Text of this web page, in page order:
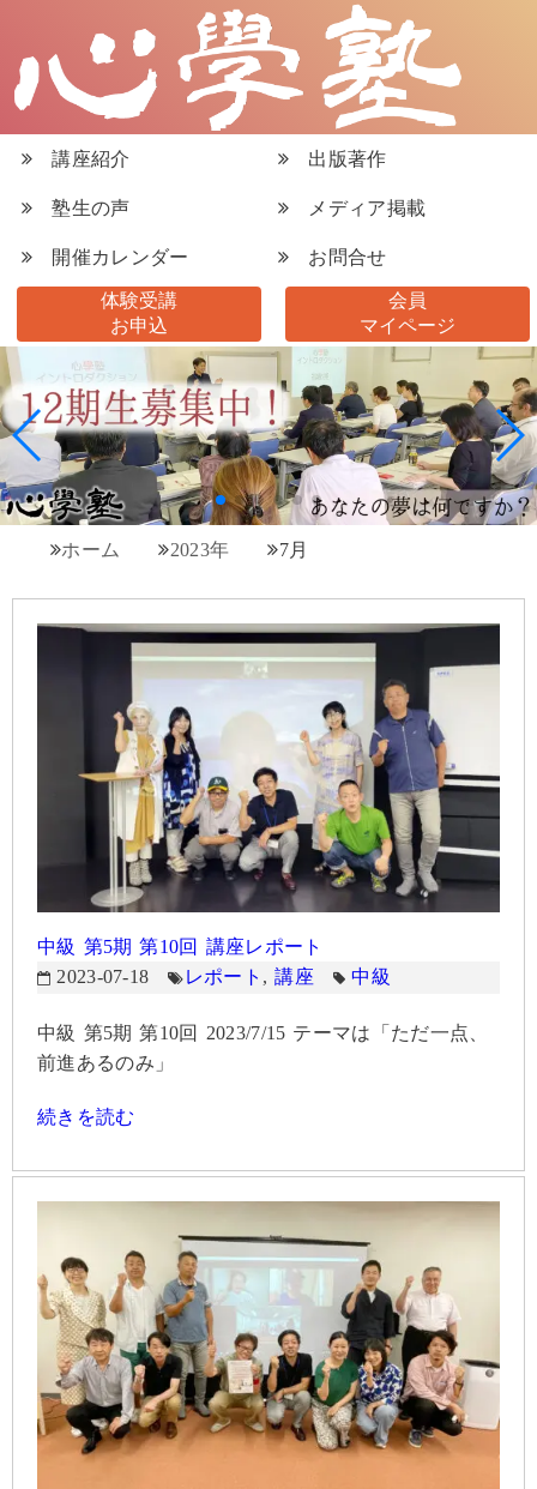
講座紹介 出版著作
塾生の声 メディア掲載
開催カレンダー お問合せ
体験受講
お申込
会員
マイページ
ホーム 2023年 7月
中級 第5期 第10回 講座レポート
2023-07-18
レポート ,講座 中級
中級 第5期 第10回 2023/7/15 テーマは「ただ一点、
前進あるのみ」
続きを読む